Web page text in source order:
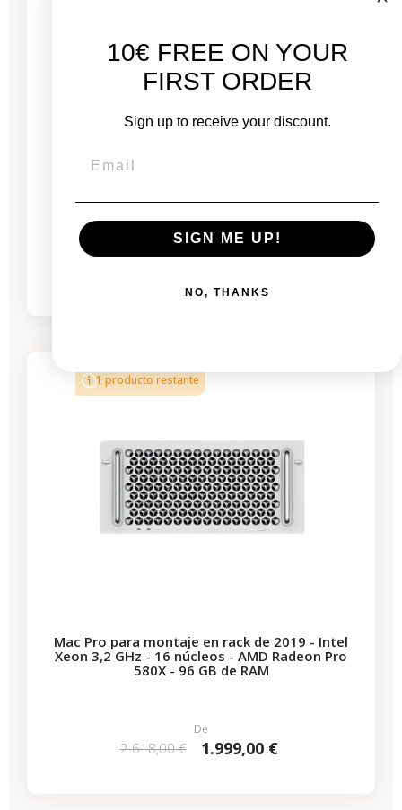
Mac Pro para montaje en rack de 2019 - Intel
1 producto restante
Mac Pro para montaje en rack de 2019 - Intel
Xeon 3,2 GHz - 16 núcleos - AMD Radeon Pro
580X - 96 GB de RAM
De
2.618,00 € 1.999,00 €
10€ FREE ON YOUR
FIRST ORDER
Sign up to receive your discount.
SIGN ME UP!
NO, THANKS